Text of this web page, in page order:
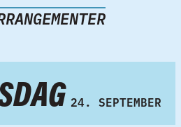
24. SEPTEMBER